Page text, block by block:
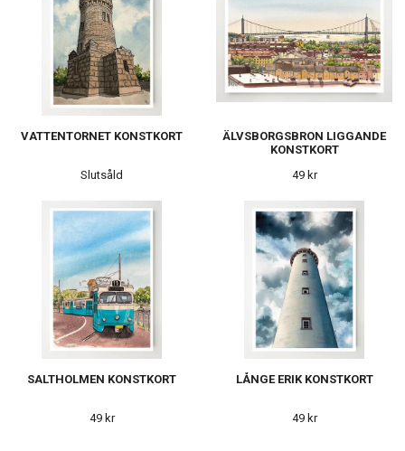
VATTENTORNET KONSTKORT
Slutsåld
ÄLVSBORGSBRON LIGGANDE
KONSTKORT
49 kr
SALTHOLMEN KONSTKORT
49 kr
LÅNGE ERIK KONSTKORT
49 kr